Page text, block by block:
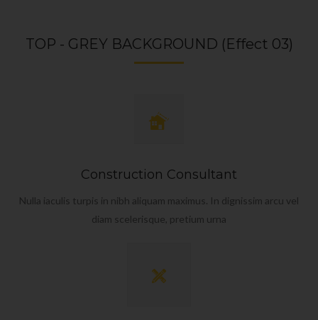
TOP - GREY BACKGROUND (Effect 03)
Construction Consultant
Nulla iaculis turpis in nibh aliquam maximus. In dignissim arcu vel
diam scelerisque, pretium urna